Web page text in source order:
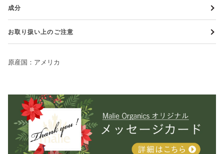
成分
お取り扱い上のご注意
原産国：アメリカ